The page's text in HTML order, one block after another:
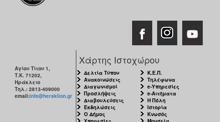
Αγίου Τίτου 1,
Τ.Κ. 71202,
Ηράκλειο
Τηλ.: 2813-409000
email:info@heraklion.gr
Χάρτης Ιστοχώρου
Δελτία Τύπου
Ανακοινώσεις
Διαγωνισμοί
Προσλήψεις
Διαβουλεύσεις
Εκδηλώσεις
Ο Δήμος
Κ.Ε.Π.
Τηλέφωνα
e-Υπηρεσίες
e-Αιτήματα
Η Πόλη
Ιστορία
Κνωσός